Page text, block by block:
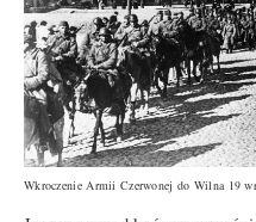
Wkroczenie Armii Czerwonej do Wilna 19